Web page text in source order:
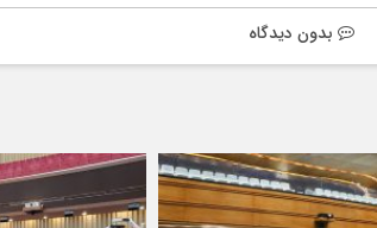
بدون دیدگاه